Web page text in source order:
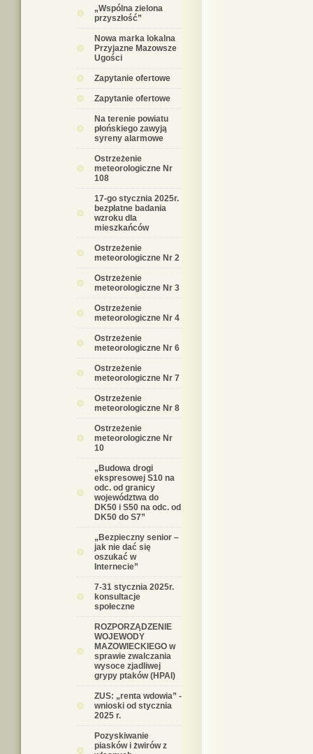
„Wspólna zielona
przyszłość”
Nowa marka lokalna
Przyjazne Mazowsze
Ugości
Zapytanie ofertowe
Zapytanie ofertowe
Na terenie powiatu
płońskiego zawyją
syreny alarmowe
Ostrzeżenie
meteorologiczne Nr
108
17-go stycznia 2025r.
bezpłatne badania
wzroku dla
mieszkańców
Ostrzeżenie
meteorologiczne Nr 2
Ostrzeżenie
meteorologiczne Nr 3
Ostrzeżenie
meteorologiczne Nr 4
Ostrzeżenie
meteorologiczne Nr 6
Ostrzeżenie
meteorologiczne Nr 7
Ostrzeżenie
meteorologiczne Nr 8
Ostrzeżenie
meteorologiczne Nr
10
„Budowa drogi
ekspresowej S10 na
odc. od granicy
województwa do
DK50 i S50 na odc. od
DK50 do S7”
„Bezpieczny senior –
jak nie dać się
oszukać w
Internecie”
7-31 stycznia 2025r.
konsultacje
społeczne
ROZPORZĄDZENIE
WOJEWODY
MAZOWIECKIEGO w
sprawie zwalczania
wysoce zjadliwej
grypy ptaków (HPAI)
ZUS: „renta wdowia” -
wnioski od stycznia
2025 r.
Pozyskiwanie
piasków i żwirów z